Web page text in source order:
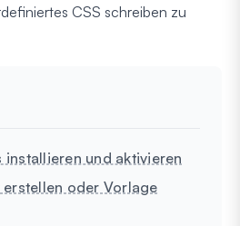
CSS schreiben zu
installieren und aktivieren
oder Vorlage